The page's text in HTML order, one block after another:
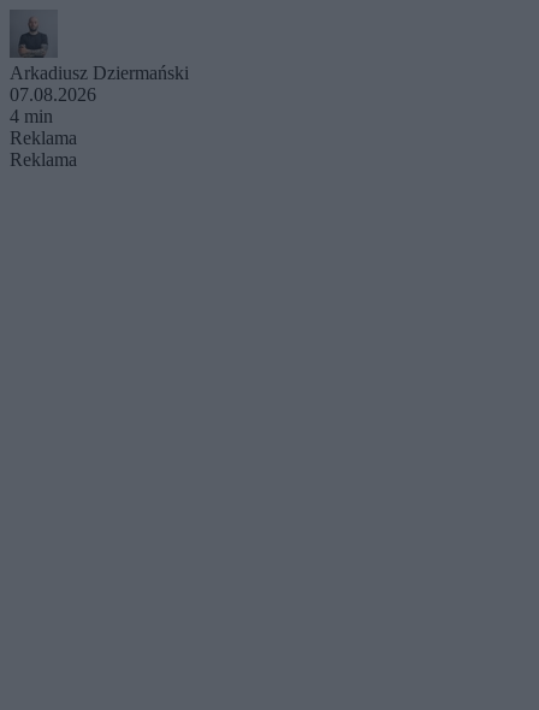
Arkadiusz Dziermański
07.08.2026
4 min
Reklama
Reklama